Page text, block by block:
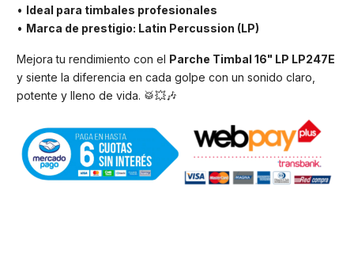
• Ideal para timbales profesionales
• Marca de prestigio: Latin Percussion (LP)
Mejora tu rendimiento con el Parche Timbal 16" LP LP247E
y siente la diferencia en cada golpe con un sonido claro,
potente y lleno de vida. 🥁💥🎶